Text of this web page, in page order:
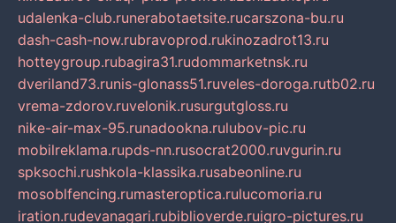
udalenka-club.runerabotaetsite.rucarszona-bu.ru
dash-cash-now.rubravoprod.rukinozadrot13.ru
hotteygroup.rubagira31.rudommarketnsk.ru
dveriland73.runis-glonass51.ruveles-doroga.rutb02.ru
vrema-zdorov.ruvelonik.rusurgutgloss.ru
nike-air-max-95.runadookna.rulubov-pic.ru
mobilreklama.rupds-nn.rusocrat2000.ruvgurin.ru
spksochi.rushkola-klassika.rusabeonline.ru
mosoblfencing.rumasteroptica.rulucomoria.ru
iration.rudevanagari.rubiblioverde.ruigro-pictures.ru